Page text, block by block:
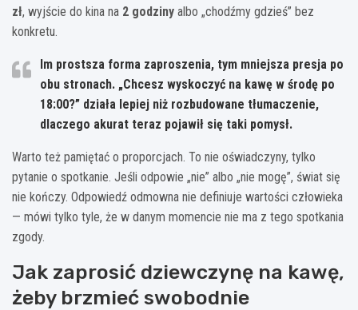
zł, wyjście do kina na 2 godziny albo „chodźmy gdzieś” bez
konkretu.
Im prostsza forma zaproszenia, tym mniejsza presja po
obu stronach. „Chcesz wyskoczyć na kawę w środę po
18:00?” działa lepiej niż rozbudowane tłumaczenie,
dlaczego akurat teraz pojawił się taki pomysł.
Warto też pamiętać o proporcjach. To nie oświadczyny, tylko
pytanie o spotkanie. Jeśli odpowie „nie” albo „nie mogę”, świat się
nie kończy. Odpowiedź odmowna nie definiuje wartości człowieka
— mówi tylko tyle, że w danym momencie nie ma z tego spotkania
zgody.
Jak zaprosić dziewczynę na kawę,
żeby brzmieć swobodnie